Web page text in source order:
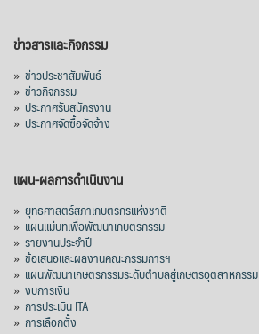
ข่าวสารและกิจกรรม
» ข่าวประชาสัมพันธ์
» ข่าวกิจกรรม
» ประกาศรับสมัครงาน
» ประกาศจัดซื้อจัดจ้าง
แผน-ผลการดำเนินงาน
» ยุทธศาสตร์สภาเกษตรกรแห่งชาติ
» แผนแม่บทเพื่อพัฒนาเกษตรกรรม
» รายงานประจำปี
» ข้อเสนอและผลงานคณะกรรมการฯ
» แผนพัฒนาเกษตรกรรมระดับตำบลสู่เกษตรอุตสาหกรรม
» งบการเงิน
» การประเมิน ITA
» การเลือกตั้ง